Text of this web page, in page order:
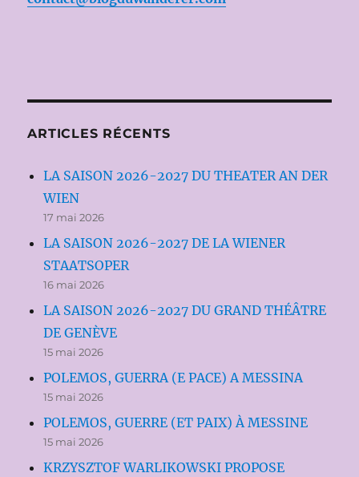
ARTICLES RÉCENTS
LA SAISON 2026-2027 DU THEATER AN DER
WIEN
17 mai 2026
LA SAISON 2026-2027 DE LA WIENER
STAATSOPER
16 mai 2026
LA SAISON 2026-2027 DU GRAND THÉÂTRE
DE GENÈVE
15 mai 2026
POLEMOS, GUERRA (E PACE) A MESSINA
15 mai 2026
POLEMOS, GUERRE (ET PAIX) À MESSINE
15 mai 2026
KRZYSZTOF WARLIKOWSKI PROPOSE